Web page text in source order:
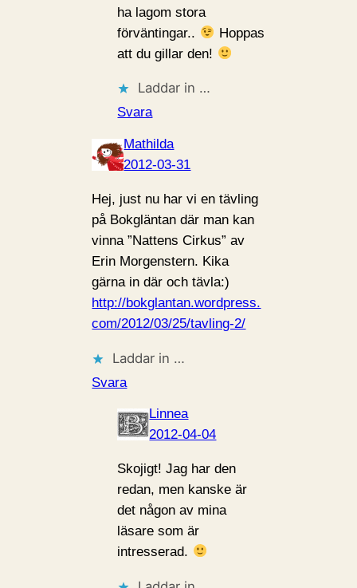
ha lagom stora
förväntingar..
Hoppas
att du gillar den!
Laddar in …
Svara
Mathilda
2012-03-31
Hej, just nu har vi en tävling
på Bokgläntan där man kan
vinna ”Nattens Cirkus” av
Erin Morgenstern. Kika
gärna in där och tävla:)
http://bokglantan.wordpress.
com/2012/03/25/tavling-2/
Laddar in …
Svara
Linnea
2012-04-04
Skojigt! Jag har den
redan, men kanske är
det någon av mina
läsare som är
intresserad.